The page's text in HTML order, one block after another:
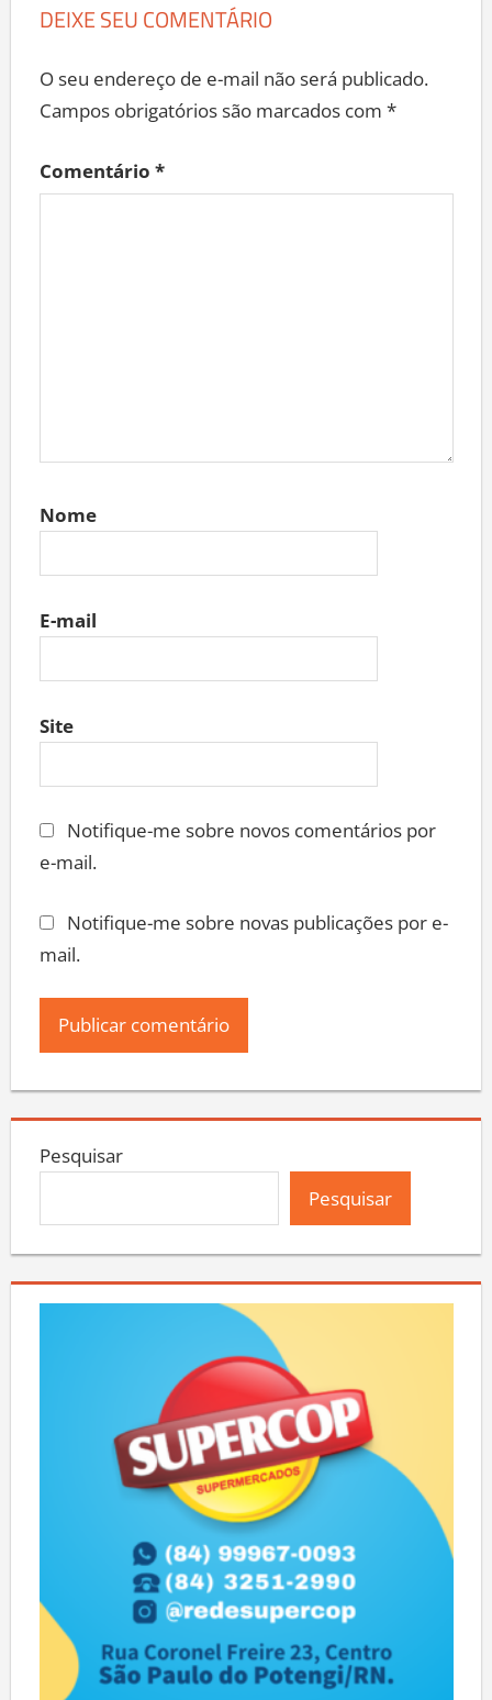
DEIXE SEU COMENTÁRIO
O seu endereço de e-mail não será publicado.
Campos obrigatórios são marcados com *
Comentário *
Nome
E-mail
Site
Notifique-me sobre novos comentários por
e-mail.
Notifique-me sobre novas publicações por e-
mail.
Pesquisar
Pesquisar